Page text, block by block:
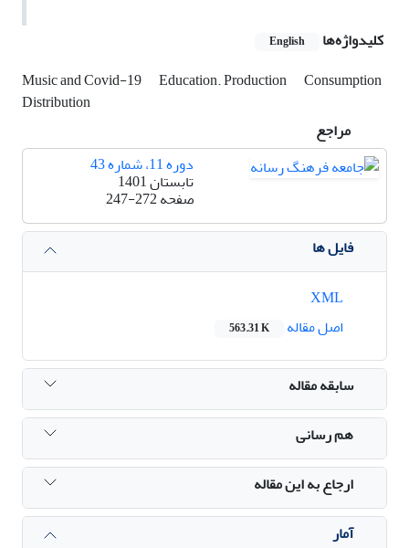
کلیدواژه‌ها
English
Music and Covid-19 Education. Production
Consumption
Distribution
مراجع
دوره 11، شماره 43
تابستان 1401
صفحه247-272
فایل ها
اصل مقاله
563.31 K
سابقه مقاله
هم رسانی
ارجاع به این مقاله
آمار